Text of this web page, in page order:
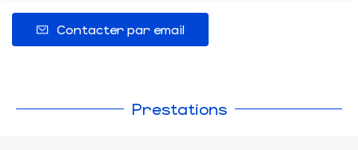
Contacter par email
Prestations